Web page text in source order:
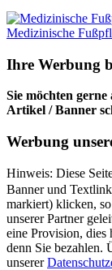
Medizinische
Ihre Werbung
Sie möchten
Artikel / Banner
Werbung
Hinweis: Diese
Banner und
markiert) klicken,
unserer Partner
eine Provision, dies
denn Sie bezahlen.
unserer